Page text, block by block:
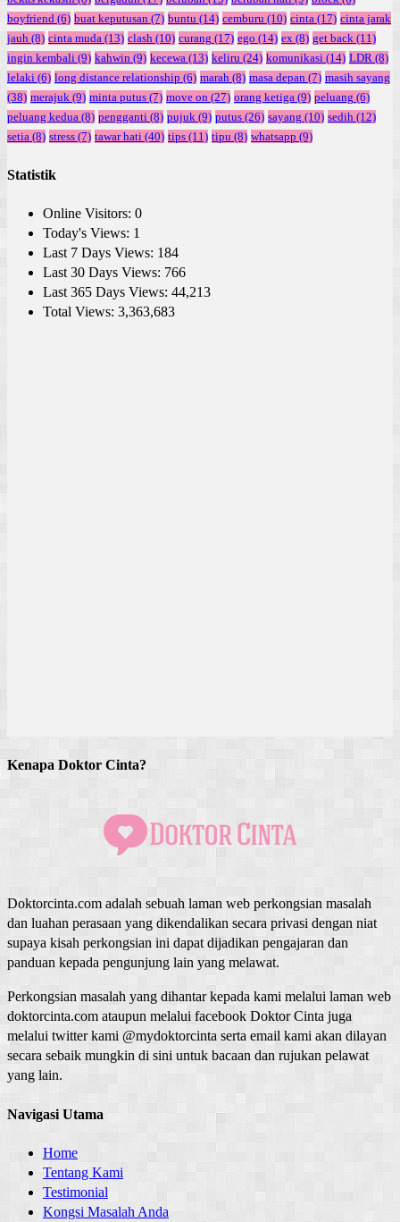
boyfriend (6) buat keputusan (7) buntu (14) cemburu (10) cinta (17) cinta jarak
jauh (8) cinta muda (13) clash (10) curang (17) ego (14) ex (8) get back (11)
ingin kembali (9) kahwin (9) kecewa (13) keliru (24) komunikasi (14) LDR (8)
lelaki (6) long distance relationship (6) marah (8) masa depan (7) masih sayang
(38) merajuk (9) minta putus (7) move on (27) orang ketiga (9) peluang (6)
peluang kedua (8) pengganti (8) pujuk (9) putus (26) sayang (10) sedih (12)
setia (8) stress (7) tawar hati (40) tips (11) tipu (8) whatsapp (9)
Statistik
Online Visitors: 0
Today's Views: 1
Last 7 Days Views: 184
Last 30 Days Views: 766
Last 365 Days Views: 44,213
Total Views: 3,363,683
Kenapa Doktor Cinta?
Doktorcinta.com adalah sebuah laman web perkongsian masalah
dan luahan perasaan yang dikendalikan secara privasi dengan niat
supaya kisah perkongsian ini dapat dijadikan pengajaran dan
panduan kepada pengunjung lain yang melawat.
Perkongsian masalah yang dihantar kepada kami melalui laman web
doktorcinta.com ataupun melalui facebook Doktor Cinta juga
melalui twitter kami @mydoktorcinta serta email kami akan dilayan
secara sebaik mungkin di sini untuk bacaan dan rujukan pelawat
yang lain.
Navigasi Utama
Home
Tentang Kami
Testimonial
Kongsi Masalah Anda